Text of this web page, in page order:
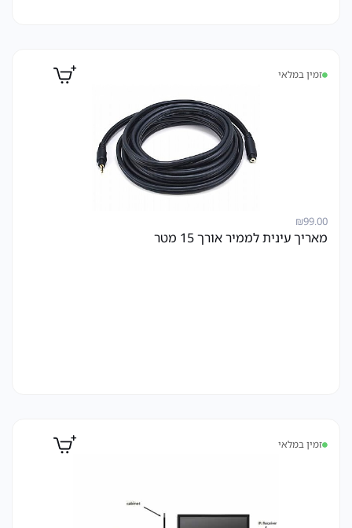
זמין במלאי
₪99.00
מאריך עינית לממיר אורך 15 מטר
זמין במלאי